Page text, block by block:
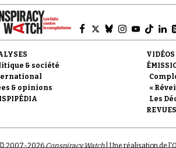
& société
& opinions
VIDÉOS
«
Les
2007-2026Conspiracy Watch| Une réalisation de